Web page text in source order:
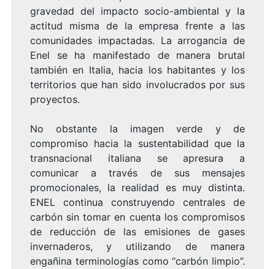
gravedad del impacto socio-ambiental y la
actitud misma de la empresa frente a las
comunidades impactadas. La arrogancia de
Enel se ha manifestado de manera brutal
también en Italia, hacia los habitantes y los
territorios que han sido involucrados por sus
proyectos.
No obstante la imagen verde y de
compromiso hacia la sustentabilidad que la
transnacional italiana se apresura a
comunicar a través de sus mensajes
promocionales, la realidad es muy distinta.
ENEL continua construyendo centrales de
carbón sin tomar en cuenta los compromisos
de reducción de las emisiones de gases
invernaderos, y utilizando de manera
engañina terminologías como “carbón limpio”.